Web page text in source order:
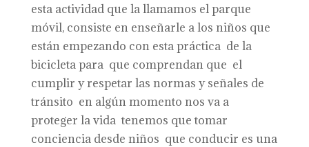
esta actividad que la llamamos el parque
móvil, consiste en enseñarle a los niños que
están empezando con esta práctica de la
bicicleta para que comprendan que el
cumplir y respetar las normas y señales de
tránsito en algún momento nos va a
proteger la vida tenemos que tomar
conciencia desde niños que conducir es una